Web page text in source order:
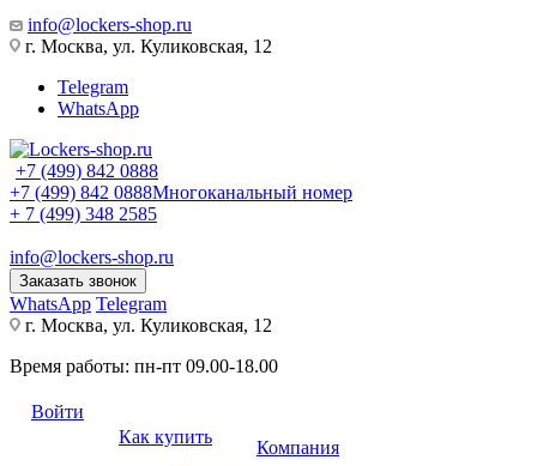
info@lockers-shop.ru
г. Москва, ул. Куликовская, 12
Telegram
WhatsApp
+7 (499) 842 0888
+7 (499) 842 0888Многоканальный номер
+ 7 (499) 348 2585
info@lockers-shop.ru
Заказать звонок
WhatsApp Telegram
г. Москва, ул. Куликовская, 12
Время работы: пн-пт 09.00-18.00
Войти
Как купить
Компания